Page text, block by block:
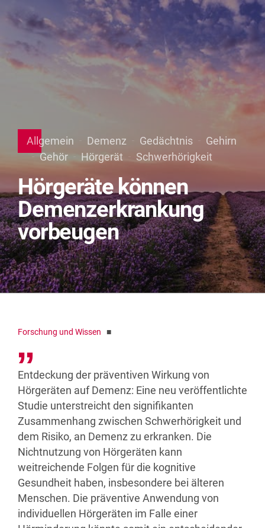
Allgemein Demenz Gedächtnis
Gehirn
Gehör
Hörgerät Schwerhörigkeit
Hörgeräte können
Demenzerkrankung
vorbeugen
Forschung und Wissen ■
Entdeckung der präventiven Wirkung von
Hörgeräten auf Demenz: Eine neu veröffentlichte
Studie unterstreicht den signifikanten
Zusammenhang zwischen Schwerhörigkeit und
dem Risiko, an Demenz zu erkranken. Die
Nichtnutzung von Hörgeräten kann
weitreichende Folgen für die kognitive
Gesundheit haben, insbesondere bei älteren
Menschen. Die präventive Anwendung von
individuellen Hörgeräten im Falle einer